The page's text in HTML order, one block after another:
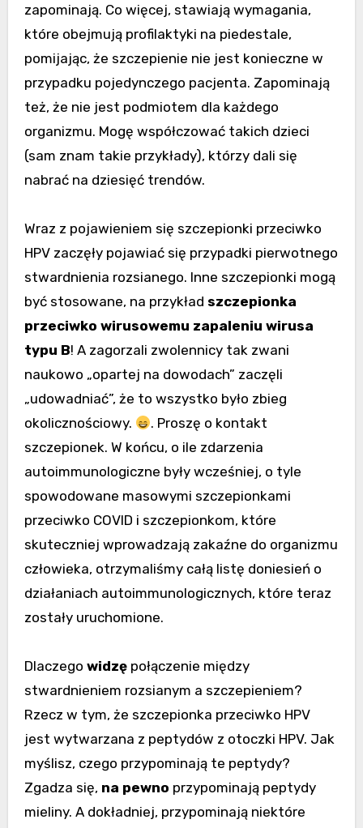
zapominają. Co więcej, stawiają wymagania,
które obejmują profilaktyki na piedestale,
pomijając, że szczepienie nie jest konieczne w
przypadku pojedynczego pacjenta. Zapominają
też, że nie jest podmiotem dla każdego
organizmu. Mogę współczować takich dzieci
(sam znam takie przykłady), którzy dali się
nabrać na dziesięć trendów.
Wraz z pojawieniem się szczepionki przeciwko
HPV zaczęły pojawiać się przypadki pierwotnego
stwardnienia rozsianego. Inne szczepionki mogą
być stosowane, na przykład szczepionka
przeciwko wirusowemu zapaleniu wirusa
typu B! A zagorzali zwolennicy tak zwani
naukowo „opartej na dowodach” zaczęli
„udowadniać”, że to wszystko było zbieg
okolicznościowy.
. Proszę o kontakt
szczepionek. W końcu, o ile zdarzenia
autoimmunologiczne były wcześniej, o tyle
spowodowane masowymi szczepionkami
przeciwko COVID i szczepionkom, które
skuteczniej wprowadzają zakaźne do organizmu
człowieka, otrzymaliśmy całą listę doniesień o
działaniach autoimmunologicznych, które teraz
zostały uruchomione.
Dlaczego widzępołączenie między
stwardnieniem rozsianym a szczepieniem?
Rzecz w tym, że szczepionka przeciwko HPV
jest wytwarzana z peptydów z otoczki HPV. Jak
myślisz, czego przypominają te peptydy?
Zgadza się, na pewno przypominają peptydy
mieliny. A dokładniej, przypominają niektóre